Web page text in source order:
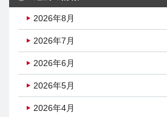
2026年8月
2026年7月
2026年6月
2026年5月
2026年4月